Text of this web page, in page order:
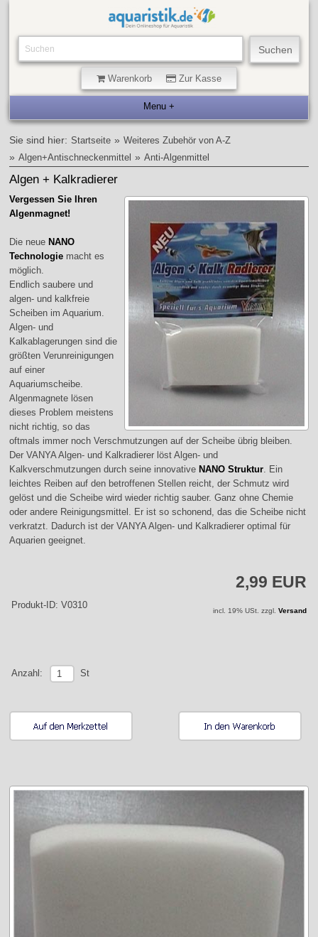
Warenkorb Zur Kasse
Sie sind hier: Startseite » Weiteres Zubehör von A-Z
» Algen+Antischneckenmittel » Anti-Algenmittel
Algen + Kalkradierer
Vergessen Sie Ihren
Algenmagnet!
Die neue NANO
Technologiemacht es
möglich.
Endlich saubere und
algen- und kalkfreie
Scheiben im Aquarium.
Algen- und
Kalkablagerungen sind die
größten Verunreinigungen
auf einer
Aquariumscheibe.
Algenmagnete lösen
dieses Problem meistens
nicht richtig, so das
oftmals immer noch Verschmutzungen auf der Scheibe übrig bleiben.
Der VANYA Algen- und Kalkradierer löst Algen- und
Kalkverschmutzungen durch seine innovative NANO Struktur. Ein
leichtes Reiben auf den betroffenen Stellen reicht, der Schmutz wird
gelöst und die Scheibe wird wieder richtig sauber. Ganz ohne Chemie
oder andere Reinigungsmittel. Er ist so schonend, das die Scheibe nicht
verkratzt. Dadurch ist der VANYA Algen- und Kalkradierer optimal für
Aquarien geeignet.
2,99 EUR
Produkt-ID: V0310
incl. 19% USt. zzgl. Versand
Anzahl: St